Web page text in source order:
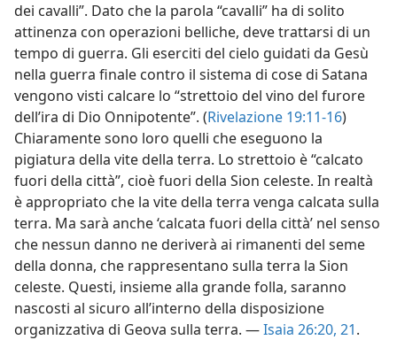
dei cavalli”. Dato che la parola “cavalli” ha di solito
attinenza con operazioni belliche, deve trattarsi di un
tempo di guerra. Gli eserciti del cielo guidati da Gesù
nella guerra finale contro il sistema di cose di Satana
vengono visti calcare lo “strettoio del vino del furore
dell’ira di Dio Onnipotente”. (Rivelazione 19:11-16)
Chiaramente sono loro quelli che eseguono la
pigiatura della vite della terra. Lo strettoio è “calcato
fuori della città”, cioè fuori della Sion celeste. In realtà
è appropriato che la vite della terra venga calcata sulla
terra. Ma sarà anche ‘calcata fuori della città’ nel senso
che nessun danno ne deriverà ai rimanenti del seme
della donna, che rappresentano sulla terra la Sion
celeste. Questi, insieme alla grande folla, saranno
nascosti al sicuro all’interno della disposizione
organizzativa di Geova sulla terra. —Isaia 26:20, 21.